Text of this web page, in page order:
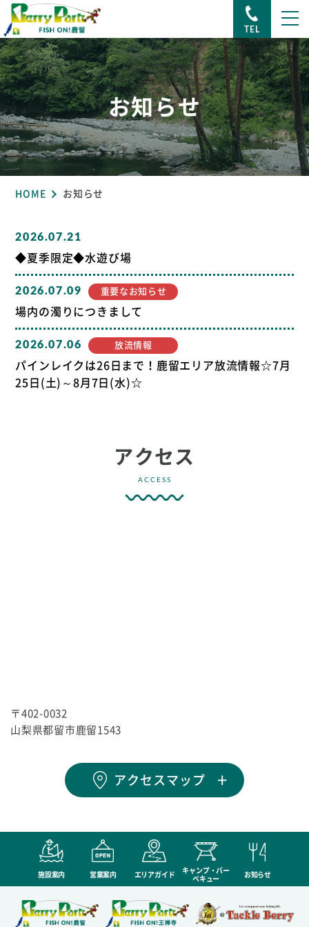
TEL
お知らせ
HOME お知らせ
2026.07.21
◆夏季限定◆水遊び場
2026.07.09 重要なお知らせ
場内の濁りにつきまして
2026.07.06 放流情報
パインレイクは26日まで！鹿留エリア放流情報☆7月
25日(土)～8月7日(水)☆
アクセス
ACCESS
〒402-0032
山梨県都留市鹿留1543
アクセスマップ
施設案内 営業案内 エリアガイド
キャンプ・バー
ベキュー
お知らせ